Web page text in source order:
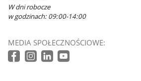
W dni robocze
w godzinach: 09:00-14:00
MEDIA SPOŁECZNOŚCIOWE: